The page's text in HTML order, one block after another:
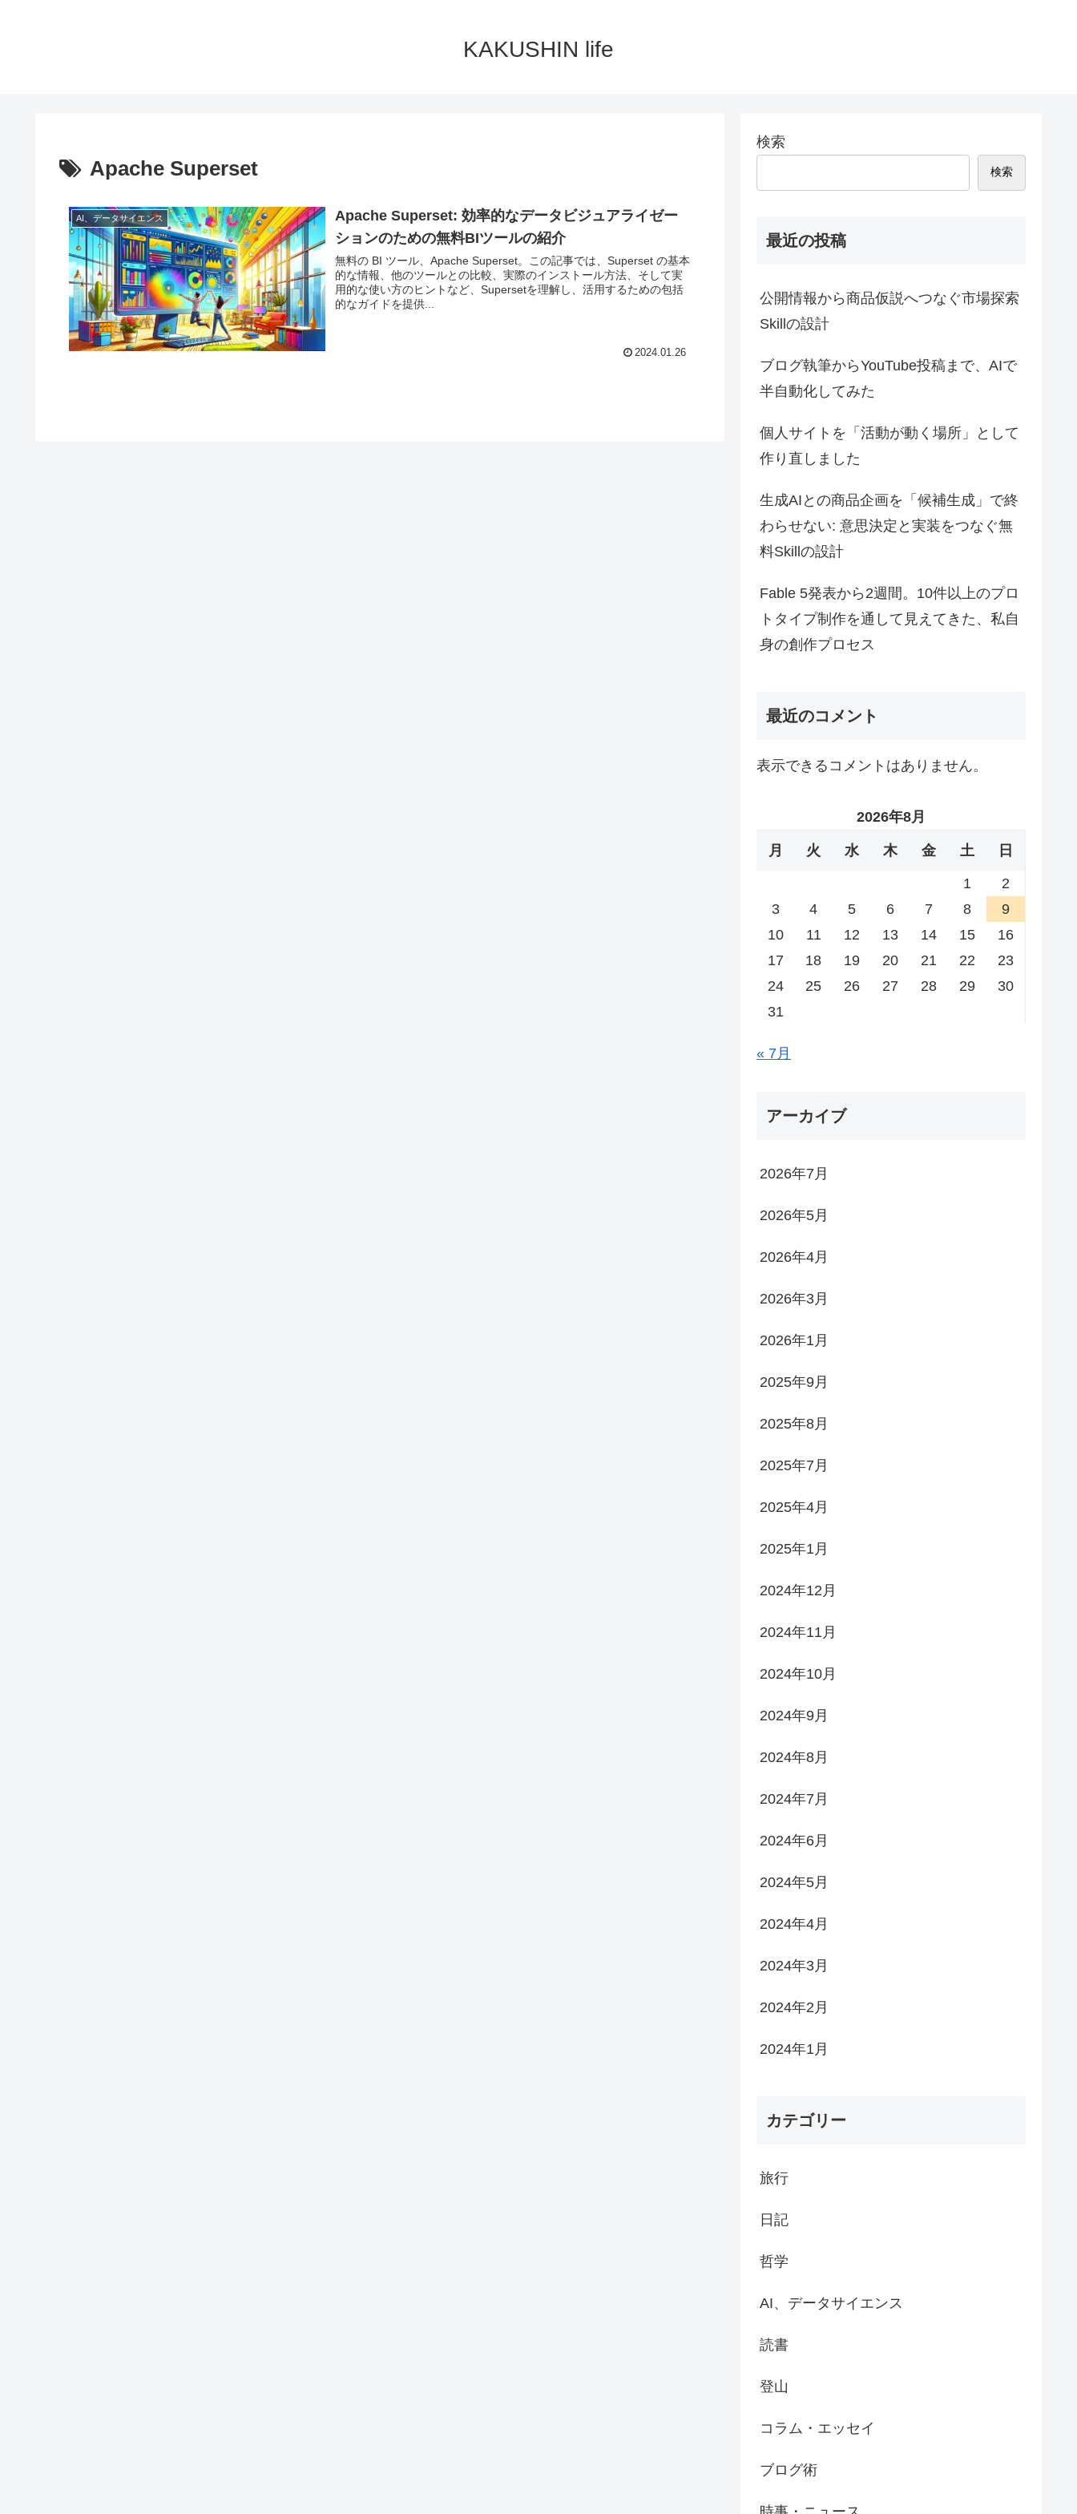
KAKUSHIN life
Apache Superset
AI、データサイエンス
Apache Superset: 効率的なデータビジュアライゼー
ションのための無料BIツールの紹介
無料の BI ツール、Apache Superset。この記事では、Superset の基本
的な情報、他のツールとの比較、実際のインストール方法、そして実
用的な使い方のヒントなど、Supersetを理解し、活用するための包括
的なガイドを提供...
2024.01.26
検索
検索
最近の投稿
公開情報から商品仮説へつなぐ市場探索
Skillの設計
ブログ執筆からYouTube投稿まで、AIで
半自動化してみた
個人サイトを「活動が動く場所」として
作り直しました
生成AIとの商品企画を「候補生成」で終
わらせない: 意思決定と実装をつなぐ無
料Skillの設計
Fable 5発表から2週間。10件以上のプロ
トタイプ制作を通して見えてきた、私自
身の創作プロセス
最近のコメント
表示できるコメントはありません。
2026年8月
月 火 水 木 金 土 日
1
2
3
4 5 6 7 8
9
10
11 12 13 14 15
16
17
18 19 20 21 22
23
24
25 26 27 28 29
30
31
« 7月
アーカイブ
2026年7月
2026年5月
2026年4月
2026年3月
2026年1月
2025年9月
2025年8月
2025年7月
2025年4月
2025年1月
2024年12月
2024年11月
2024年10月
2024年9月
2024年8月
2024年7月
2024年6月
2024年5月
2024年4月
2024年3月
2024年2月
2024年1月
カテゴリー
旅行
日記
哲学
AI、データサイエンス
読書
登山
コラム・エッセイ
ブログ術